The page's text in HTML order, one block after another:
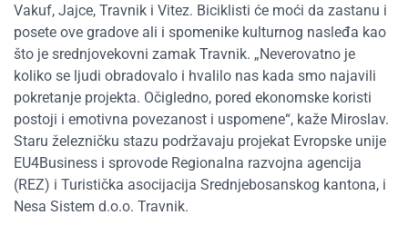
Vakuf, Jajce, Travnik i Vitez. Biciklisti će moći da zastanu i
posete ove gradove ali i spomenike kulturnog nasleđa kao
što je srednjovekovni zamak Travnik. „Neverovatno je
koliko se ljudi obradovalo i hvalilo nas kada smo najavili
pokretanje projekta. Očigledno, pored ekonomske koristi
postoji i emotivna povezanost i uspomene“, kaže Miroslav.
Staru železničku stazu podržavaju projekat Evropske unije
EU4Business i sprovode Regionalna razvojna agencija
(REZ) i Turistička asocijacija Srednjebosanskog kantona, i
Nesa Sistem d.o.o. Travnik.